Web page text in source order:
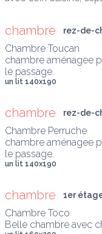
chambre rez-de-
Chambre Toucan
chambre aménagee
le passage.
un lit 140x190
chambre rez-de-
Chambre Perruche
chambre aménagee
le passage.
un lit 140x190
chambre 1er
Chambre Toco
Belle chambre avec